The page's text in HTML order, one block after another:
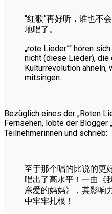
“红歌”再好听，谁也不
地唱了。
„rote Lieder”“ hören
nicht (diese Lieder),
Kulturrevolution
mitsingen.
Bezüglich eines der „Roten
Fernsehen, lobte der Blogger „
Teilnehmerinnen und schrieb:
至于那个唱的比说的更
唱出了高水平！一曲《
亲爱的妈妈》，其影响
中牢牢扎根！